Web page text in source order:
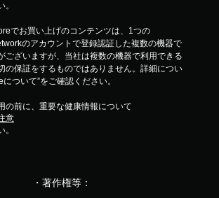
でお買い上げのコンテンツは、1つの
のアカウントで登録認証した複数の機器で
ございますが、当社は複数の機器で利用できる
の保証をするものではありません。詳細につい
ついて”をご確認ください。
の前に、重要な健康情報について
意
・著作権等：